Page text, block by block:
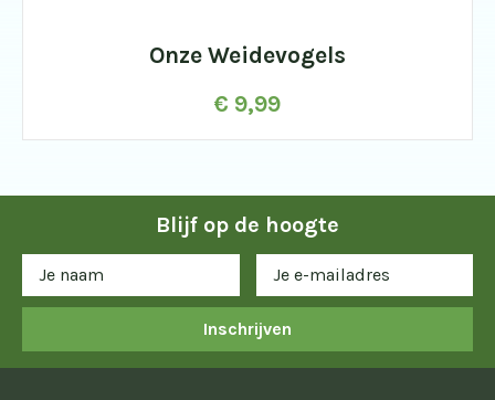
Onze Weidevogels
€ 9,99
Blijf op de hoogte
Inschrijven